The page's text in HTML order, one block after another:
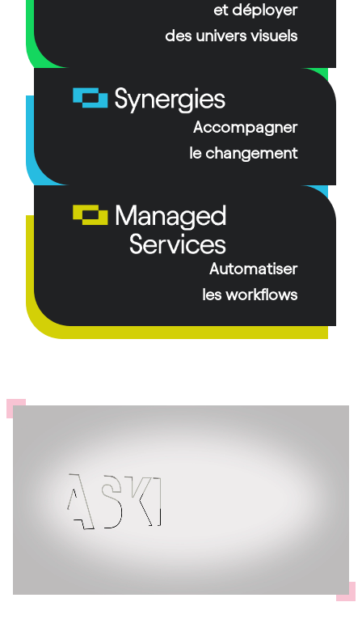
et déployer
des univers visuels
Accompagner
le changement
Automatiser
les workflows